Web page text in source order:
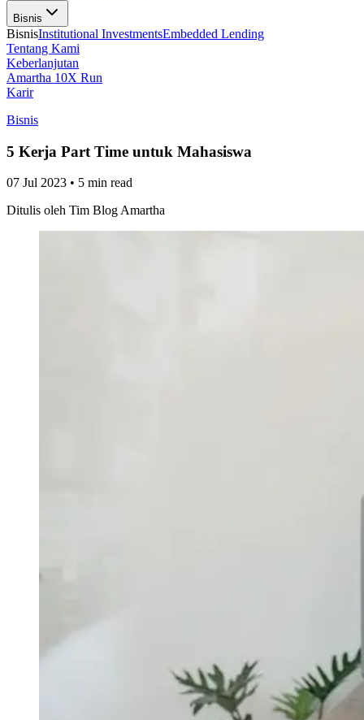
Bisnis
BisnisInstitutional InvestmentsEmbedded Lending
Tentang Kami
Keberlanjutan
Amartha 10X Run
Karir
Bisnis
5 Kerja Part Time untuk Mahasiswa
07 Jul 2023 • 5 min read
Ditulis oleh Tim Blog Amartha